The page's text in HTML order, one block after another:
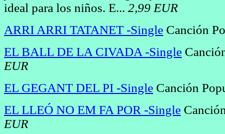
ideal para los niños. E... 2,99 EUR
ARRI ARRI TATANET -Single Canción
EL BALL DE LA CIVADA -Single
EUR
EL GEGANT DEL PI -Single Canción
EL LLEÓ NO EM FA POR -Single
EUR